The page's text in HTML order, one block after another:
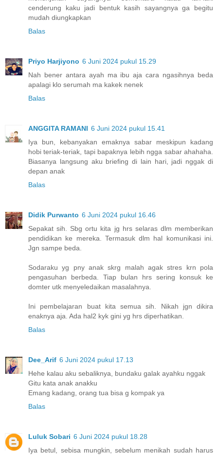
cenderung kaku jadi bentuk kasih sayangnya ga begitu
mudah diungkapkan
Balas
Priyo Harjiyono 6 Juni 2024 pukul 15.29
Nah bener antara ayah ma ibu aja cara ngasihnya beda
apalagi klo serumah ma kakek nenek
Balas
ANGGITA RAMANI 6 Juni 2024 pukul 15.41
Iya bun, kebanyakan emaknya sabar meskipun kadang
hobi teriak-teriak, tapi bapaknya lebih ngga sabar ahahaha.
Biasanya langsung aku briefing di lain hari, jadi nggak di
depan anak
Balas
Didik Purwanto 6 Juni 2024 pukul 16.46
Sepakat sih. Sbg ortu kita jg hrs selaras dlm memberikan
pendidikan ke mereka. Termasuk dlm hal komunikasi ini.
Jgn sampe beda.
Sodaraku yg pny anak skrg malah agak stres krn pola
pengasuhan berbeda. Tiap bulan hrs sering konsuk ke
domter utk menyeledaikan masalahnya.
Ini pembelajaran buat kita semua sih. Nikah jgn dikira
enaknya aja. Ada hal2 kyk gini yg hrs diperhatikan.
Balas
Dee_Arif 6 Juni 2024 pukul 17.13
Hehe kalau aku sebaliknya, bundaku galak ayahku nggak
Gitu kata anak anakku
Emang kadang, orang tua bisa g kompak ya
Balas
Luluk Sobari 6 Juni 2024 pukul 18.28
Iya betul, sebisa mungkin, sebelum menikah sudah harus